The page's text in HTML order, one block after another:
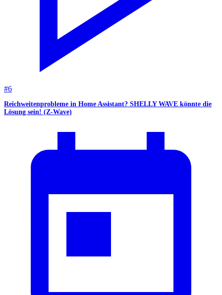
#6
Reichweitenprobleme in Home Assistant? SHELLY WAVE könnte die
Lösung sein! (Z-Wave)